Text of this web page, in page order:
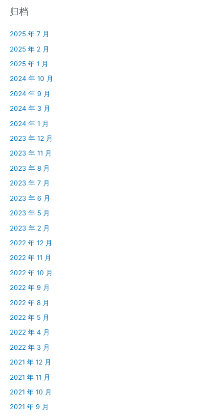
归档
2025 年 7 月
2025 年 2 月
2025 年 1 月
2024 年 10 月
2024 年 9 月
2024 年 3 月
2024 年 1 月
2023 年 12 月
2023 年 11 月
2023 年 8 月
2023 年 7 月
2023 年 6 月
2023 年 5 月
2023 年 2 月
2022 年 12 月
2022 年 11 月
2022 年 10 月
2022 年 9 月
2022 年 8 月
2022 年 5 月
2022 年 4 月
2022 年 3 月
2021 年 12 月
2021 年 11 月
2021 年 10 月
2021 年 9 月